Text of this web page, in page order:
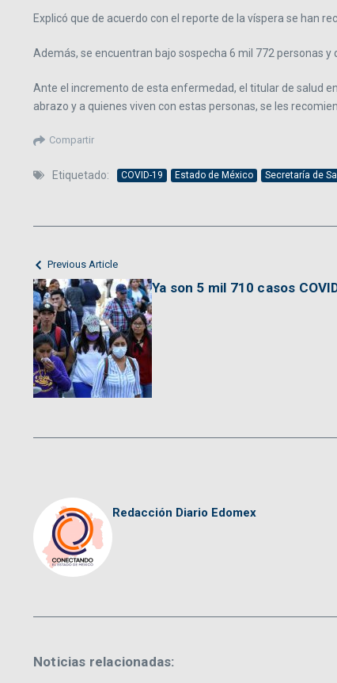
Explicó que de acuerdo con el reporte de la víspera se han
Además, se encuentran bajo sospecha 6 mil 772 personas
Ante el incremento de esta enfermedad, el titular de salud
abrazo y a quienes viven con estas personas, se les
Compartir
Etiquetado: COVID-19 Estado de México Secretaría de
Previous Article
Ya son 5 mil 710 casos
Redacción Diario Edomex
Noticias relacionadas: